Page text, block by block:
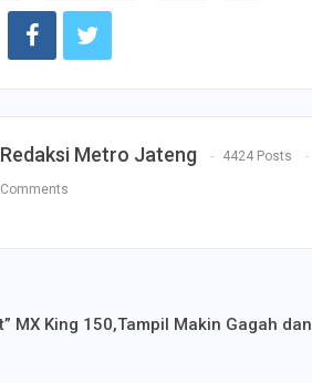
Redaksi Metro Jateng 4424 Posts
Comments
MX King 150,Tampil Makin Gagah dan